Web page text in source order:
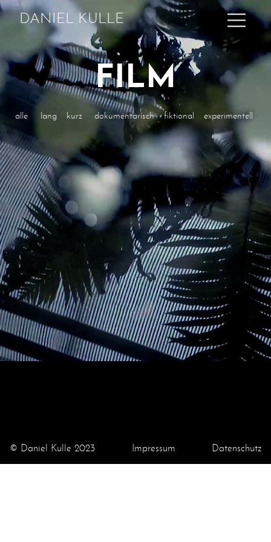
DANIEL KULLE
FILM
alle lang kurz dokumentarisch fiktional experimentell
© Daniel Kulle 2023 Impressum Datenschutz